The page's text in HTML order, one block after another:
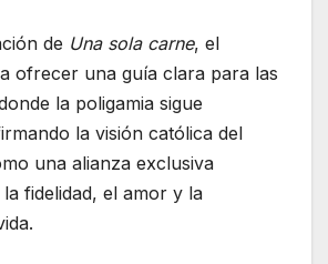
de Una sola carne, el
ofrecer una guía clara para las
la poligamia sigue
la visión católica del
una alianza exclusiva
fidelidad, el amor y la